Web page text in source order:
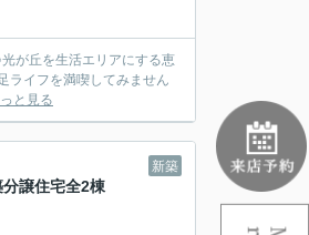
が丘を生活エリアにする恵
ライフを満喫してみません
と見る
新築
譲住宅全2棟